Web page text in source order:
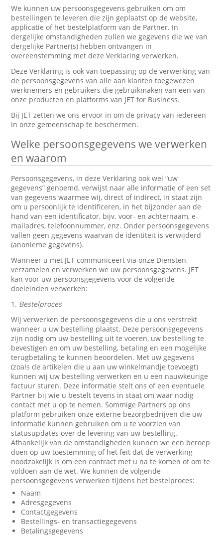
We kunnen uw persoonsgegevens gebruiken om om
bestellingen te leveren die zijn geplaatst op de website,
applicatie of het bestelplatform van de Partner. In
dergelijke omstandigheden zullen we gegevens die we van
dergelijke Partner(s) hebben ontvangen in
overeenstemming met deze Verklaring verwerken.
Deze Verklaring is ook van toepassing op de verwerking van
de persoonsgegevens van alle aan klanten toegewezen
werknemers en gebruikers die gebruikmaken van een van
onze producten en platforms van JET for Business.
Bij JET zetten we ons ervoor in om de privacy van iedereen
in onze gemeenschap te beschermen.
Welke persoonsgegevens we verwerken
en waarom
Persoonsgegevens, in deze Verklaring ook wel “uw
gegevens” genoemd, verwijst naar alle informatie of een set
van gegevens waarmee wij, direct of indirect, in staat zijn
om u persoonlijk te identificeren, in het bijzonder aan de
hand van een identificator, bijv. voor- en achternaam, e-
mailadres, telefoonnummer, enz. Onder persoonsgegevens
vallen geen gegevens waarvan de identiteit is verwijderd
(anonieme gegevens).
Wanneer u met JET communiceert via onze Diensten,
verzamelen en verwerken we uw persoonsgegevens. JET
kan voor uw persoonsgegevens voor de volgende
doeleinden verwerken:
1. Bestelproces
Wij verwerken de persoonsgegevens die u ons verstrekt
wanneer u uw bestelling plaatst. Deze persoonsgegevens
zijn nodig om uw bestelling uit te voeren, uw bestelling te
bevestigen en om uw bestelling, betaling en een mogelijke
terugbetaling te kunnen beoordelen. Met uw gegevens
(zoals de artikelen die u aan uw winkelmandje toevoegt)
kunnen wij uw bestelling verwerken en u een nauwkeurige
factuur sturen. Deze informatie stelt ons of een eventuele
Partner bij wie u bestelt tevens in staat om waar nodig
contact met u op te nemen. Sommige Partners op ons
platform gebruiken onze externe bezorgbedrijven die uw
informatie kunnen gebruiken om u te voorzien van
statusupdates over de levering van uw bestelling.
Afhankelijk van de omstandigheden kunnen we een beroep
doen op uw toestemming of het feit dat de verwerking
noodzakelijk is om een contract met u na te komen of om te
voldoen aan de wet. We kunnen de volgende
persoonsgegevens verwerken tijdens het bestelproces:
Naam
Adresgegevens
Contactgegevens
Bestellings- en transactiegegevens
Betalingsgegevens